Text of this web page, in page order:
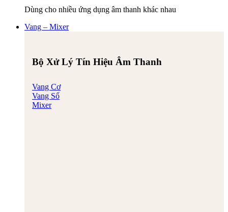
Dùng cho nhiều ứng dụng âm thanh khác nhau
Vang – Mixer
Bộ Xử Lý Tín Hiệu Âm Thanh
Vang Cơ
Vang Số
Mixer